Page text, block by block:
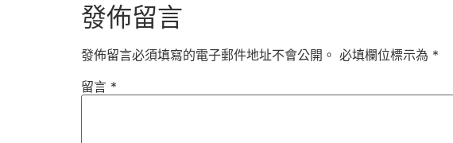
發佈留言
發佈留言必須填寫的電子郵件地址不會公開。 必填欄位標示為 *
留言 *